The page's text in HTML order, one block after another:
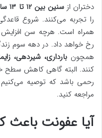
دختران ازسنین بین ۱۲ تا ۱۳ سالگی
را تجربه می‌کنند. شروع
همراه است. هرچه سن افزایش
رخ خواهد داد. در دهه سوم
همچون بارداری، شیردهی،
کنند. البته گاهی کاهش سطح
رحمی باشد که توصیه
مراجعه کنید.
آیا عفونت